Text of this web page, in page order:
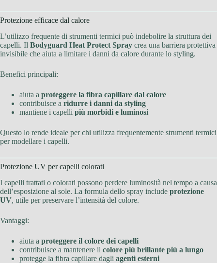
Protezione efficace dal calore
L’utilizzo frequente di strumenti termici può indebolire la struttura dei
capelli. Il Bodyguard Heat Protect Spray crea una barriera protettiva
invisibile che aiuta a limitare i danni da calore durante lo styling.
Benefici principali:
aiuta a proteggere la fibra capillare dal calore
contribuisce a ridurre i danni da styling
mantiene i capelli più morbidi e luminosi
Questo lo rende ideale per chi utilizza frequentemente strumenti termici
per modellare i capelli.
Protezione UV per capelli colorati
I capelli trattati o colorati possono perdere luminosità nel tempo a causa
dell’esposizione al sole. La formula dello spray include protezione
UV, utile per preservare l’intensità del colore.
Vantaggi:
aiuta a proteggere il colore dei capelli
contribuisce a mantenere il colore più brillante più a lungo
protegge la fibra capillare dagli agenti esterni